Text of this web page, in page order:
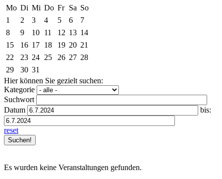
Mo Di Mi Do Fr Sa So
1
2 3 4 5 6
7
8
9 10 11 12 13 14
15
16 17 18 19 20 21
22
23 24 25 26 27 28
29
30 31
Hier können Sie gezielt suchen:
Kategorie
Suchwort
Datum
bis:
reset
Es wurden keine Veranstaltungen gefunden.